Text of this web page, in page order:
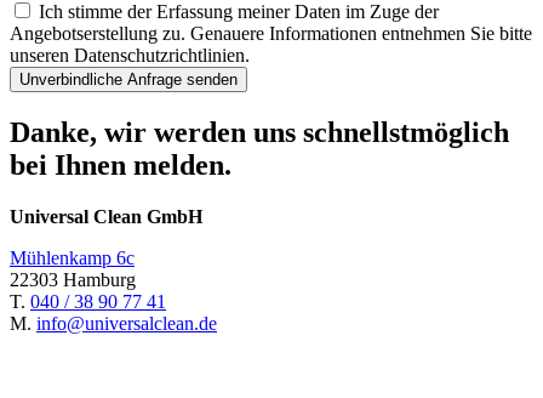
Ich stimme der Erfassung meiner Daten im Zuge der
Angebotserstellung zu. Genauere Informationen entnehmen Sie bitte
unseren Datenschutzrichtlinien.
Danke, wir werden uns schnellstmöglich
bei Ihnen melden.
Universal Clean GmbH
Mühlenkamp 6c
22303 Hamburg
T. 040 / 38 90 77 41
M. info@universalclean.de